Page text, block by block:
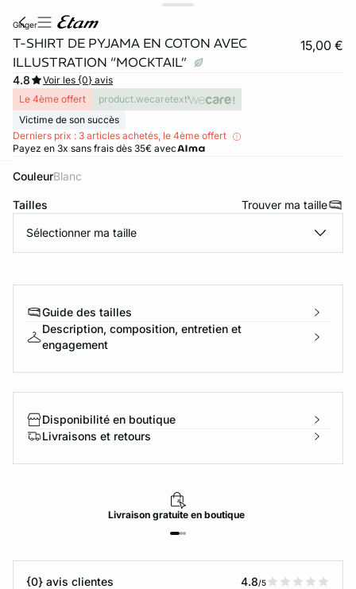
ginger
T-SHIRT DE PYJAMA EN COTON AVEC
ILLUSTRATION “MOCKTAIL”
15,00 €
4.8
Voir les {0} avis
Le 4ème offert
product.wecaretext
Victime de son succès
Derniers prix : 3 articles achetés, le 4ème offert
Payez en 3x sans frais dès 35€ avec
Couleur blanc
Tailles Trouver ma taille
Sélectionner ma taille
Guide des tailles
Description, composition, entretien et
engagement
Disponibilité en boutique
Livraisons et retours
Livraisongratuiteen boutique
{0} avis clientes 4.8/5